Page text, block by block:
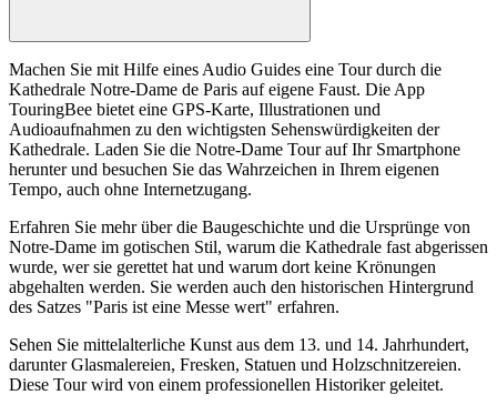
Machen Sie mit Hilfe eines Audio Guides eine Tour durch die
Kathedrale Notre-Dame de Paris auf eigene Faust. Die App
TouringBee bietet eine GPS-Karte, Illustrationen und
Audioaufnahmen zu den wichtigsten Sehenswürdigkeiten der
Kathedrale. Laden Sie die Notre-Dame Tour auf Ihr Smartphone
herunter und besuchen Sie das Wahrzeichen in Ihrem eigenen
Tempo, auch ohne Internetzugang.
Erfahren Sie mehr über die Baugeschichte und die Ursprünge von
Notre-Dame im gotischen Stil, warum die Kathedrale fast abgerissen
wurde, wer sie gerettet hat und warum dort keine Krönungen
abgehalten werden. Sie werden auch den historischen Hintergrund
des Satzes "Paris ist eine Messe wert" erfahren.
Sehen Sie mittelalterliche Kunst aus dem 13. und 14. Jahrhundert,
darunter Glasmalereien, Fresken, Statuen und Holzschnitzereien.
Diese Tour wird von einem professionellen Historiker geleitet.